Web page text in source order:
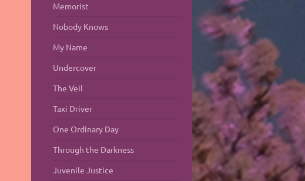
Memorist
Nobody Knows
My Name
Undercover
The Veil
Taxi Driver
One Ordinary Day
Through the Darkness
Juvenile Justice